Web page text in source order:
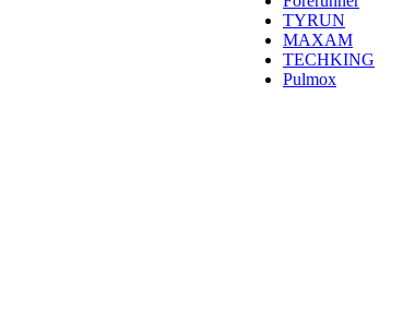
TYRUN
MAXAM
TECHKING
Pulmox